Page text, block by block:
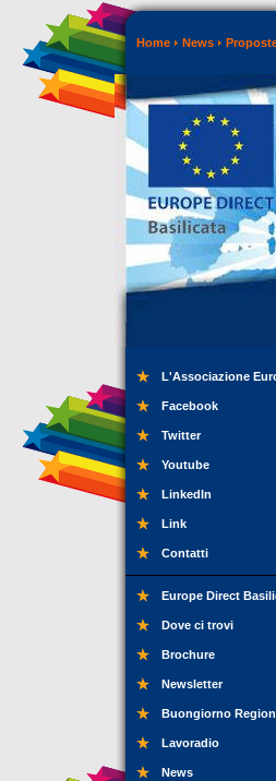
Home News
L'Associazione
Facebook
Twitter
Youtube
LinkedIn
Link
Contatti
Europe Direct
Dove ci trovi
Brochure
Newsletter
Buongiorno
Lavoradio
News